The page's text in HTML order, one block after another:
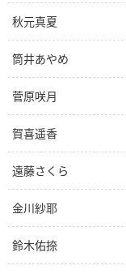
秋元真夏
筒井あやめ
菅原咲月
賀喜遥香
遠藤さくら
金川紗耶
鈴木佑捺